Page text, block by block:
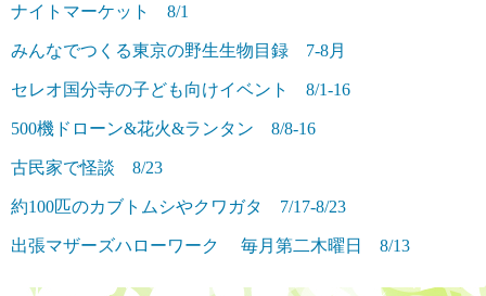
ナイトマーケット 8/1
みんなでつくる東京の野生生物目録 7-8月
セレオ国分寺の子ども向けイベント 8/1-16
500機ドローン&花火&ランタン 8/8-16
古民家で怪談 8/23
約100匹のカブトムシやクワガタ 7/17-8/23
出張マザーズハローワーク 毎月第二木曜日 8/13